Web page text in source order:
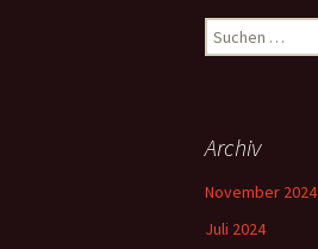
Suchen
nach:
Archiv
November 2024
Juli 2024